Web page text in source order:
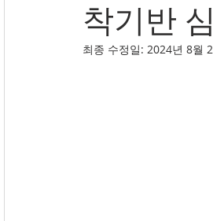
착기반
최종 수정일: 2024년 8월